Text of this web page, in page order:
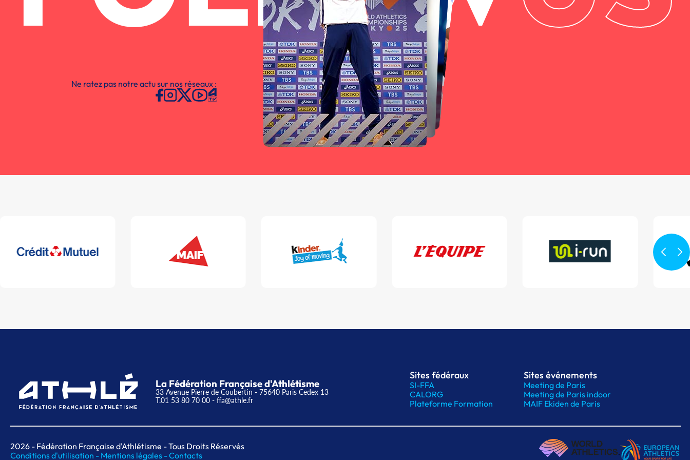
Ne ratez pas notre actu sur nos réseaux :
La Fédération Française d'Athlétisme
33 Avenue Pierre de Coubertin - 75640 Paris Cedex 13
T.01 53 80 70 00 - ffa@athle.fr
Sites fédéraux
SI-FFA
CALORG
Plateforme Formation
Sites événements
Meeting de Paris
Meeting de Paris indoor
MAIF Ekiden de Paris
2026 - Fédération Française d'Athlétisme - Tous Droits Réservés
Conditions d'utilisation - Mentions légales -Contacts